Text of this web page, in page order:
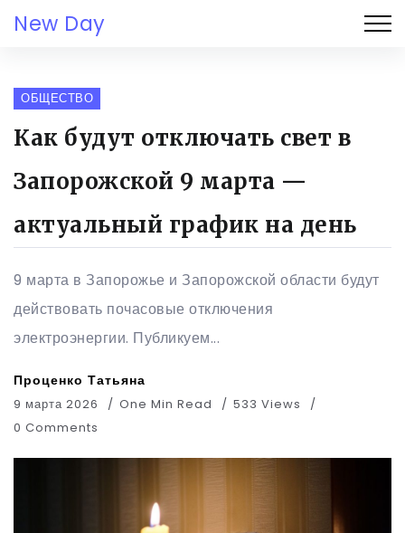
New Day
ОБЩЕСТВО
Как будут отключать свет в
Запорожской 9 марта —
актуальный график на день
9 марта в Запорожье и Запорожской области будут
действовать почасовые отключения
электроэнергии. Публикуем...
Проценко Татьяна
9 марта 2026 One Min Read
533 Views
0 Comments